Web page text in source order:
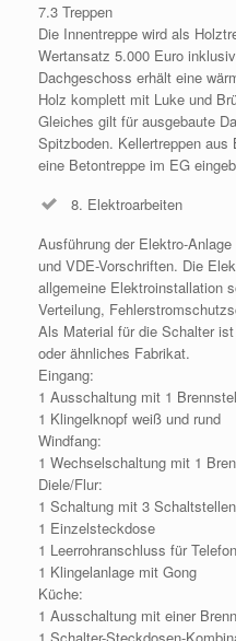
7.3 Treppen
Die Innentreppe wird als
Wertansatz 5.000 Euro
Dachgeschoss erhält eine
Holz komplett mit Luke und
Gleiches gilt für ausgebaute
Spitzboden. Kellertreppen
eine Betontreppe im EG
8. Elektroarbeiten
Ausführung der Elektro-
und VDE-Vorschriften. Die
allgemeine Elektroinstallation
Verteilung,
Als Material für die Schalter
oder ähnliches Fabrikat.
Eingang:
1 Ausschaltung mit 1
1 Klingelknopf weiß und rund
Windfang:
1 Wechselschaltung mit 1
Diele/Flur:
1 Schaltung mit 3
1 Einzelsteckdose
1 Leerrohranschluss für Telefon
1 Klingelanlage mit Gong
Küche:
1 Ausschaltung mit einer